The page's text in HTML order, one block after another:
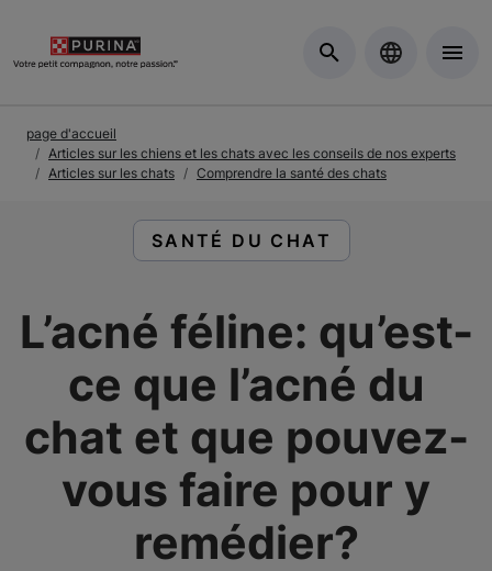
page d'accueil
Articles sur les chiens et les chats avec les conseils de nos experts
Articles sur les chats
Comprendre la santé des chats
LIRE DES ARTICLES À PROPOS
SANTÉ DU CHAT
L’acné féline: qu’est-
ce que l’acné du
chat et que pouvez-
vous faire pour y
remédier?